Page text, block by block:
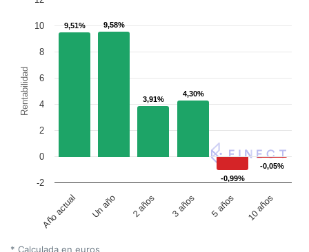
Rentabilidad
9,51%
9,51% 9,58%
9,58%
3,91%
3,91%
4,30%
4,30%
-0,99%
-0,99%
-0,05%
-0,05%
Año actual Un año 2 años 3 años 5 años 10 años
-2
0
2
4
6
8
10
* Calculada en euros